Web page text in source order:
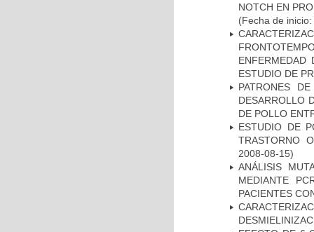
NOTCH EN
(Fecha de
ENFERMEDAD
ESTUDIO DE
PATRONES
DESARROLLO
DE POLLO
ESTUDIO DE
TRASTORNO
2008-08-15)
ANÁLISIS
MEDIANTE
PACIENTES